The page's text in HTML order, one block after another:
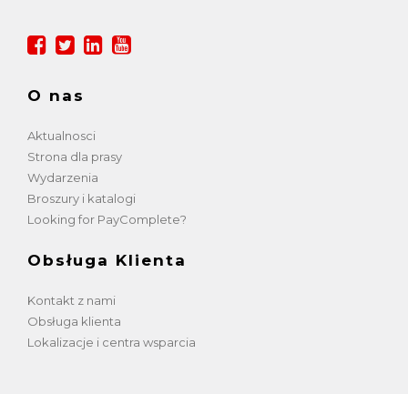
O nas
Aktualnosci
Strona dla prasy
Wydarzenia
Broszury i katalogi
Looking for PayComplete?
Obsługa Klienta
Kontakt z nami
Obsługa klienta
Lokalizacje i centra wsparcia